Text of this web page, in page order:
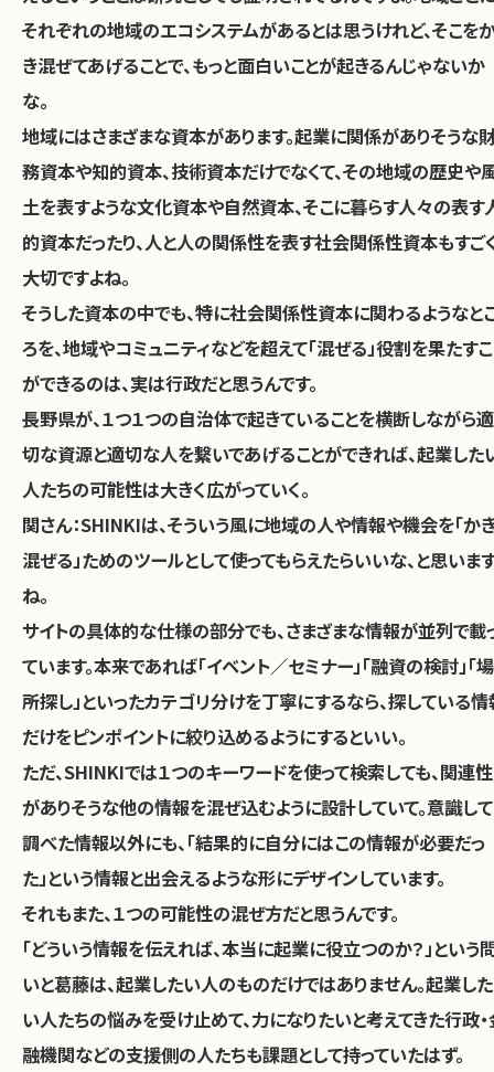
それぞれの地域のエコシステムがあるとは思うけれど、そこを
き混ぜてあげることで、もっと面白いことが起きるんじゃないか
な。
地域にはさまざまな資本があります。起業に関係がありそうな
務資本や知的資本、技術資本だけでなくて、その地域の歴史や
土を表すような文化資本や自然資本、そこに暮らす人々の表す
的資本だったり、人と人の関係性を表す社会関係性資本もすご
大切ですよね。
そうした資本の中でも、特に社会関係性資本に関わるようなと
ろを、地域やコミュニティなどを超えて「混ぜる」役割を果たす
ができるのは、実は行政だと思うんです。
長野県が、１つ１つの自治体で起きていることを横断しながら適
切な資源と適切な人を繋いであげることができれば、起業した
人たちの可能性は大きく広がっていく。
関さん：SHINKIは、そういう風に地域の人や情報や機会を「か
混ぜる」ためのツールとして使ってもらえたらいいな、と思いま
ね。
サイトの具体的な仕様の部分でも、さまざまな情報が並列で載
ています。本来であれば「イベント／セミナー」「融資の検討」「場
所探し」といったカテゴリ分けを丁寧にするなら、探している
だけをピンポイントに絞り込めるようにするといい。
ただ、SHINKIでは１つのキーワードを使って検索しても、関連性
がありそうな他の情報を混ぜ込むように設計していて。意識して
調べた情報以外にも、「結果的に自分にはこの情報が必要だっ
た」という情報と出会えるような形にデザインしています。
それもまた、１つの可能性の混ぜ方だと思うんです。
「どういう情報を伝えれば、本当に起業に役立つのか？」という
いと葛藤は、起業したい人のものだけではありません。起業した
い人たちの悩みを受け止めて、力になりたいと考えてきた行政
融機関などの支援側の人たちも課題として持っていたはず。